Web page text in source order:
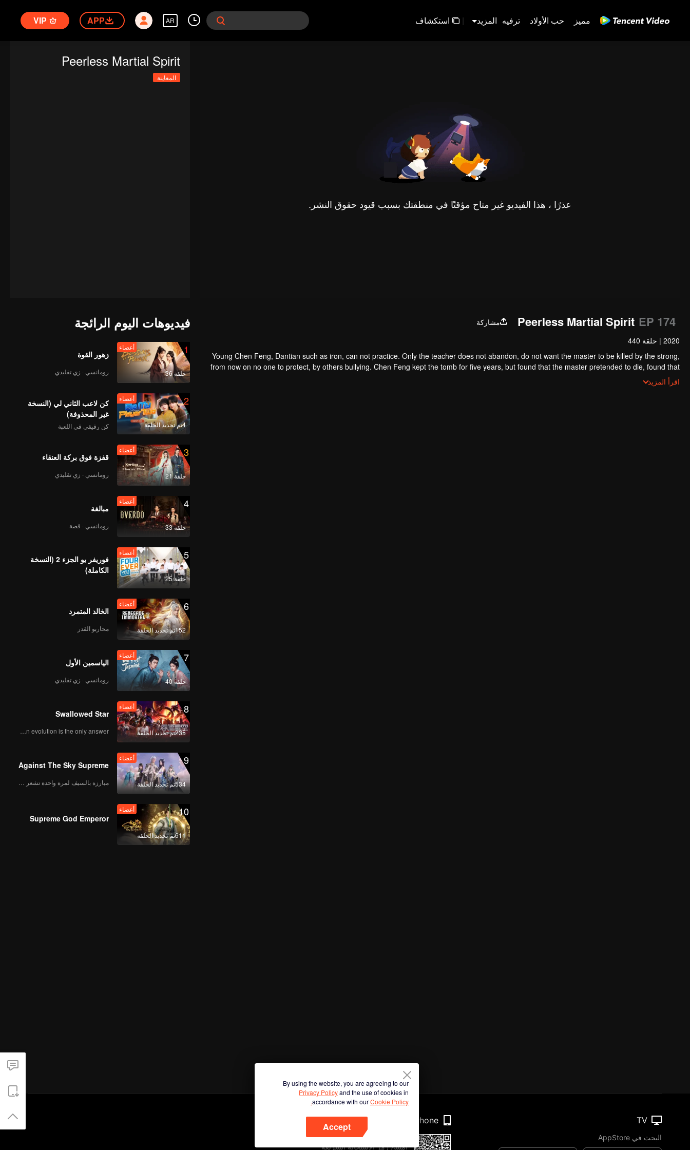
مميز حب الأولاد ترفيه المزيد | استكشاف AR
APP
VIP
عذرًا ، هذا الفيديو غير متاح مؤقتًا في منطقتك بسبب قيود حقوق النشر.
Peerless Martial Spirit
المعاينة
Peerless Martial Spirit EP 174
مشاركة
2020
| حلقة 440
Young Chen Feng, Dantian such as iron, can not practice. Only the teacher does not abandon, do not want the master to be killed by the strong,
from now on no one to protect, by others bullying. Chen Feng kept the tomb for five years, but found that the master pretended to die, found that
the master left the supreme dragon blood, mysterious ancient tripod. From then on, Chen Feng rose up against the sky, set foot on the road to find
the master and become the strong.
اقرأ المزيد
فيديوهات اليوم الرائجة
1
حلقة 36
أعضاء
زهور القوة
رومانسي · زي تقليدي
2
4تم تجديد الحلقة
أعضاء
كن لاعب الثاني لي (النسخة
غير المحذوفة)
كن رفيقي في اللعبة
3
حلقة 21
أعضاء
قفزة فوق بركة العنقاء
رومانسي · زي تقليدي
4
حلقة 33
أعضاء
مبالغة
رومانسي · قصة
5
حلقة 25
أعضاء
فوريفر يو الجزء 2 (النسخة
الكاملة)
6
152تم تجديد الحلقة
أعضاء
الخالد المتمرد
محاربو القدر
7
حلقة 40
أعضاء
الياسمين الأول
رومانسي · زي تقليدي
8
235تم تجديد الحلقة
أعضاء
Swallowed Star
Human evolution is the only answer.
9
534تم تجديد الحلقة
أعضاء
Against The Sky Supreme
10
611تم تجديد الحلقة
أعضاء
Supreme God Emperor
By using the website, you are agreeing to our
Privacy Policyand the use of cookies in
accordance with ourCookie Policy.
Accept
TV
البحث في AppStore
Phone
امسح رمز الاستجابة السريعة